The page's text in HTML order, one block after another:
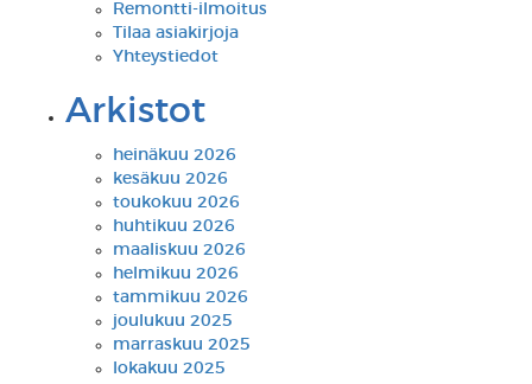
Remontti-ilmoitus
Tilaa asiakirjoja
Yhteystiedot
Arkistot
heinäkuu 2026
kesäkuu 2026
toukokuu 2026
huhtikuu 2026
maaliskuu 2026
helmikuu 2026
tammikuu 2026
joulukuu 2025
marraskuu 2025
lokakuu 2025